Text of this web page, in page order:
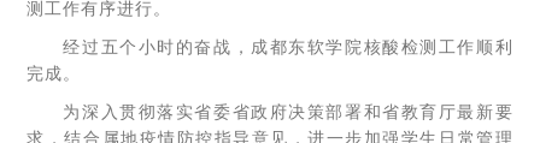
测工作有序进行。
经过五个小时的奋战，成都东软学院核酸检测工作顺利
完成。
为深入贯彻落实省委省政府决策部署和省教育厅最新要
求，结合属地疫情防控指导意见，进一步加强学生日常管理